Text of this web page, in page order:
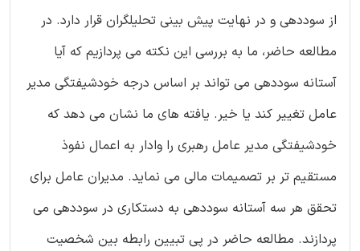
از سوددهی و در نهایت پیش بینی تحلیلگران قرار دارد. در
مطالعه حاضر، ما به بررسی این نکته می پردازیم که آیا
آستانه سوددهی می تواند بر اساس درجه خودشیفتگی مدیر
عامل تغییر کند یا خیر. یافته های ما نشان می دهد که
خودشیفتگی مدیر عامل رهبری را وادار به اعمال نفوذ
مستقیم تر بر تصمیمات مالی می نماید. مدیران عامل برای
تحقق هر سه آستانه سوددهی به دستکاری در سوددهی می
پردازند. مطالعه حاضر در پی تبیین رابطه بین شخصیت